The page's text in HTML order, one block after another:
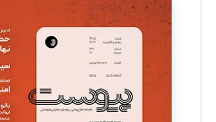
سروش کرمیان
تحریریه